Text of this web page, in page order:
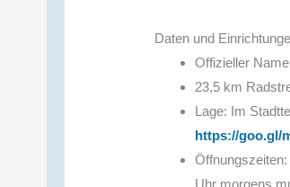
Daten und
Offizieller
23,5 km
Lage: Im
https://goo.gl/
Uhr morgens